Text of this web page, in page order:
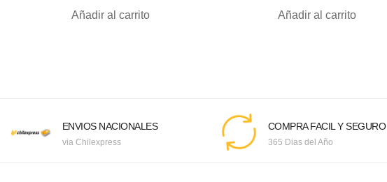
Añadir al carrito Añadir al carrito
ENVIOS NACIONALES
via Chilexpress
COMPRA FACIL Y SEGURO
365 Dias del Año